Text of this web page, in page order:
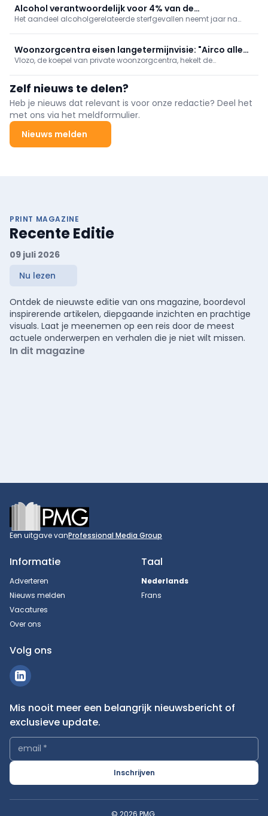
borstkankerscreening.
Alcohol verantwoordelijk voor 4% van de
sterfgevallen in België
Het aandeel alcoholgerelateerde sterfgevallen neemt jaar na
Woonzorgcentra eisen langetermijnvisie: "Airco alleen
bereidt ons niet voor op toekomst"
Vlozo, de koepel van private woonzorgcentra, hekelt de
tegenhanger Femarbel voor een modernisering van de
erkennings- en investeringskaders.
Zelf nieuws te delen?
Heb je nieuws dat relevant is voor onze redactie? Deel het
met ons via het meldformulier.
Nieuws melden
PRINT MAGAZINE
Recente Editie
09 juli 2026
Nu lezen
Ontdek de nieuwste editie van ons magazine, boordevol
inspirerende artikelen, diepgaande inzichten en prachtige
visuals. Laat je meenemen op een reis door de meest
actuele onderwerpen en verhalen die je niet wilt missen.
In dit magazine
Footer
Een uitgave vanProfessional Media Group
Informatie
Adverteren
Nieuws melden
Vacatures
Over ons
Taal
Nederlands
Frans
Volg ons
Mis nooit meer een belangrijk nieuwsbericht of
exclusieve update.
email *
Inschrijven
© 2026 PMG.